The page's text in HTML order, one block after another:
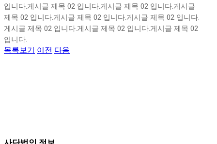
입니다.게시글 제목 02 입니다.게시글 제목 02 입니다.게시글
제목 02 입니다.게시글 제목 02 입니다.게시글 제목 02 입니다.
게시글 제목 02 입니다.게시글 제목 02 입니다.게시글 제목 02
입니다.
목록보기 이전 다음